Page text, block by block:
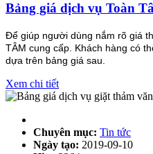
Bảng giá dịch vụ Toàn
Để giúp người dùng nắm rõ giá
TÂM cung cấp. Khách hàng có
dựa trên bảng giá sau.
Xem chi tiết
Chuyên mục: Tin tức
Ngày tạo: 2019-09-10